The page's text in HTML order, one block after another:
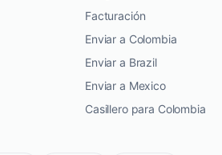
Facturación
Enviar a Colombia
Enviar a Brazil
Enviar a Mexico
Casillero para Colombia